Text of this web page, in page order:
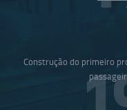
Construção do primeiro